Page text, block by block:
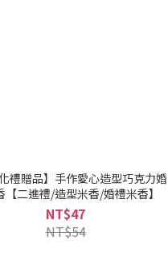
化禮贈品】手作愛心造型巧克力婚
【二進禮/造型米香/婚禮米香】
NT$47
NT$54